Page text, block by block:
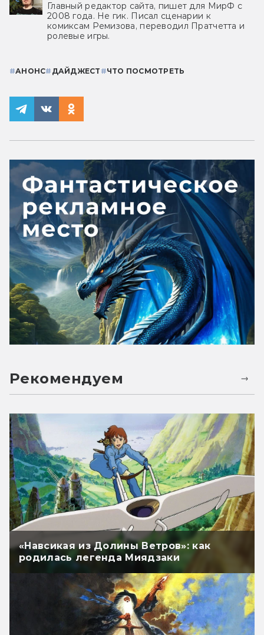
Главный редактор сайта, пишет для МирФ с
2008 года. Не гик. Писал сценарии к
комиксам Ремизова, переводил Пратчетта и
ролевые игры.
#АНОНС# ДАЙДЖЕСТ #ЧТО ПОСМОТРЕТЬ
Рекомендуем
«Навсикая из Долины Ветров»: как
родилась легенда Миядзаки